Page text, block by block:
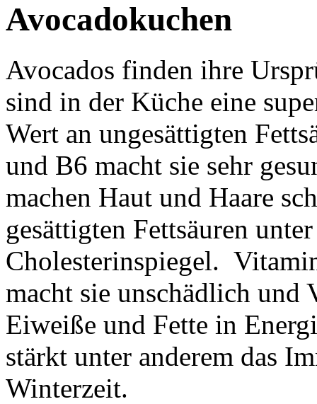
Avocadokuchen
Avocados finden ihre
sind in der Küche eine
Wert an ungesättigten
und B6 macht sie sehr
machen Haut und Haare
gesättigten Fettsäuren
Cholesterinspiegel.
macht sie unschädlich
Eiweiße und Fette in
stärkt unter anderem das
Winterzeit.